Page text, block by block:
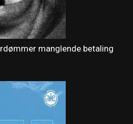
manglende betaling